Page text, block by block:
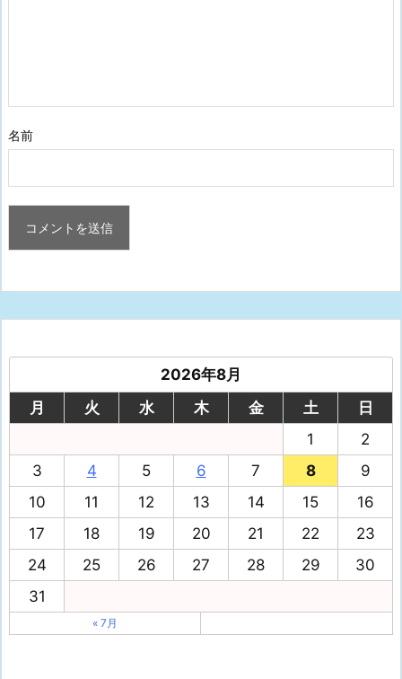
名前
2026年8月
月
火 水 木 金 土
日
1
2
3
4 5 6 7 8
9
10
11 12 13 14 15
16
17
18 19 20 21 22
23
24
25 26 27 28 29
30
31
« 7月